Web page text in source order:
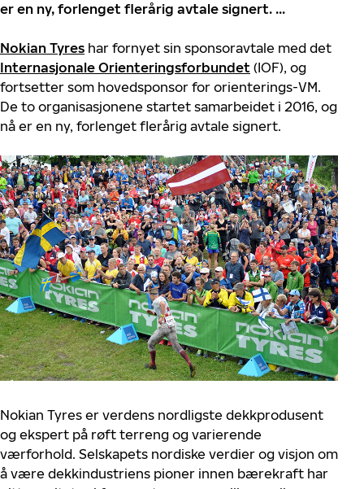
er en ny, forlenget flerårig avtale signert. ...
Nokian Tyres har fornyet sin sponsoravtale med det
Internasjonale Orienteringsforbundet (IOF), og
fortsetter som hovedsponsor for orienterings-VM.
De to organisasjonene startet samarbeidet i 2016, og
nå er en ny, forlenget flerårig avtale signert.
Nokian Tyres er verdens nordligste dekkprodusent
og ekspert på røft terreng og varierende
værforhold. Selskapets nordiske verdier og visjon om
å være dekkindustriens pioner innen bærekraft har